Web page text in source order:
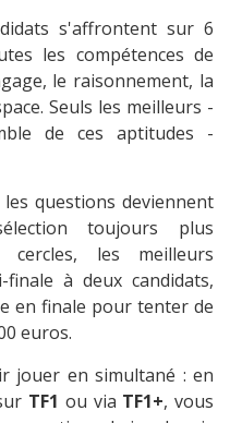
s'affrontent sur 6
les compétences de
le raisonnement, la
Seuls les meilleurs -
de ces aptitudes -
questions deviennent
toujours plus
les meilleurs
à deux candidats,
en finale pour tenter de
euros.
jouer en simultané : en
TF1 ou via TF1+, vous